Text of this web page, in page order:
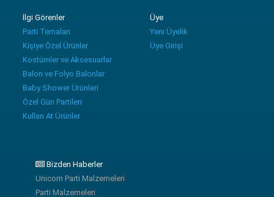
İlgi Görenler
Parti Temaları
Kişiye Özel Ürünler
Kostümler ve Aksesuarlar
Balon ve Folyo Balonlar
Baby Shower Ürünleri
Özel Gün Partileri
Kullan At Ürünler
Üye
Yeni Üyelik
Üye Girişi
Bizden Haberler
Unicorn Parti Malzemeleri
Parti Malzemeleri